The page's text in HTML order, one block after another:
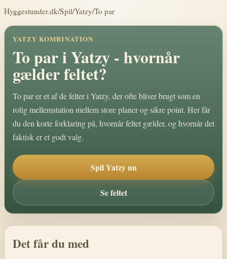
Hyggestunder.dk/Spil/Yatzy/To par
YATZY KOMBINATION
To par i Yatzy - hvornår
gælder feltet?
To par er et af de felter i Yatzy, der ofte bliver brugt som en
rolig mellemstation mellem store planer og sikre point. Her får
du den korte forklaring på, hvornår feltet gælder, og hvornår det
faktisk er et godt valg.
Spil Yatzy nu
Se feltet
Det får du med